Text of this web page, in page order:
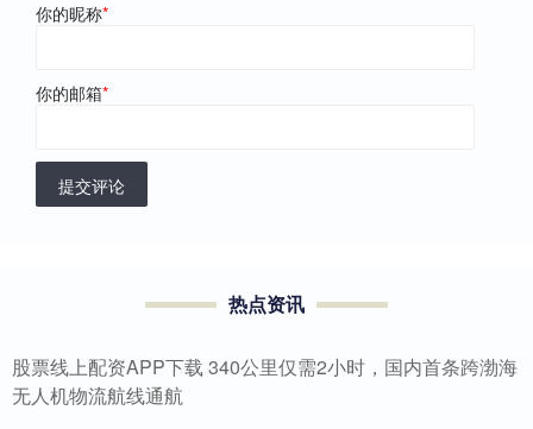
你的昵称*
你的邮箱*
提交评论
热点资讯
股票线上配资APP下载 340公里仅需2小时，国内首条跨渤海
无人机物流航线通航